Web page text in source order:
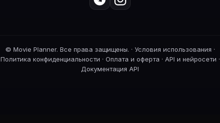
© Movie Planner. Все права защищены. · Условия использования ·
Политика конфиденциальности · Оплата и оферта · API и нейросети ·
Документация API